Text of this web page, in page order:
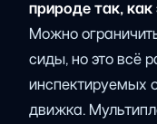
природе так,
Можно
сиды, но это всё
инспектируемых
движка.